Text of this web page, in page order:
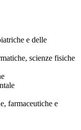
e delle
scienze fisiche
farmaceutiche e